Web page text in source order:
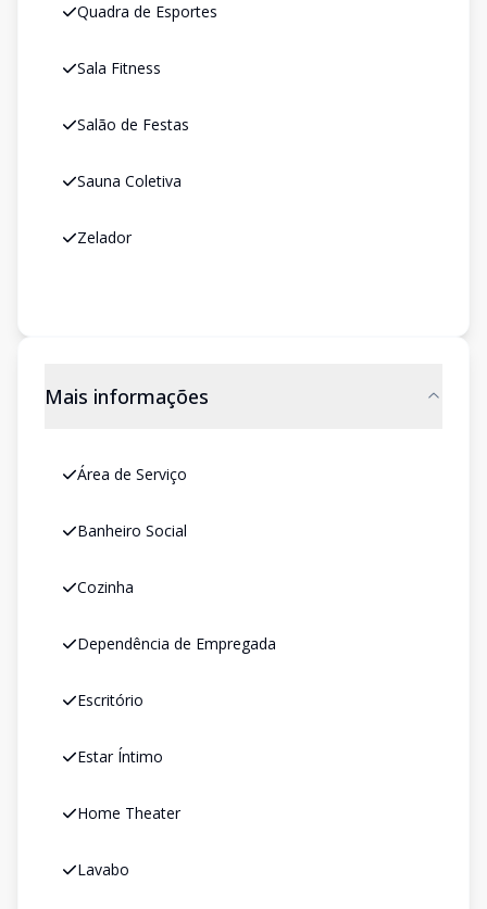
Quadra de Esportes
Sala Fitness
Salão de Festas
Sauna Coletiva
Zelador
Mais informações
Área de Serviço
Banheiro Social
Cozinha
Dependência de Empregada
Escritório
Estar Íntimo
Home Theater
Lavabo